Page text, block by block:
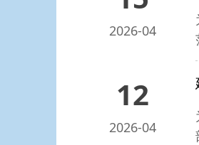
2026-04
12
2026-04